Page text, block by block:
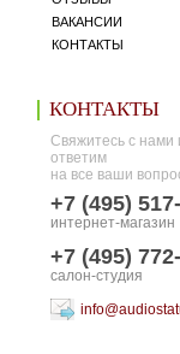
ВАКАНСИИ
КОНТАКТЫ
КОНТАКТЫ
Свяжитесь с нами
ответим
на все ваши
+7 (495)
интернет-магазин
+7 (495)
салон-студия